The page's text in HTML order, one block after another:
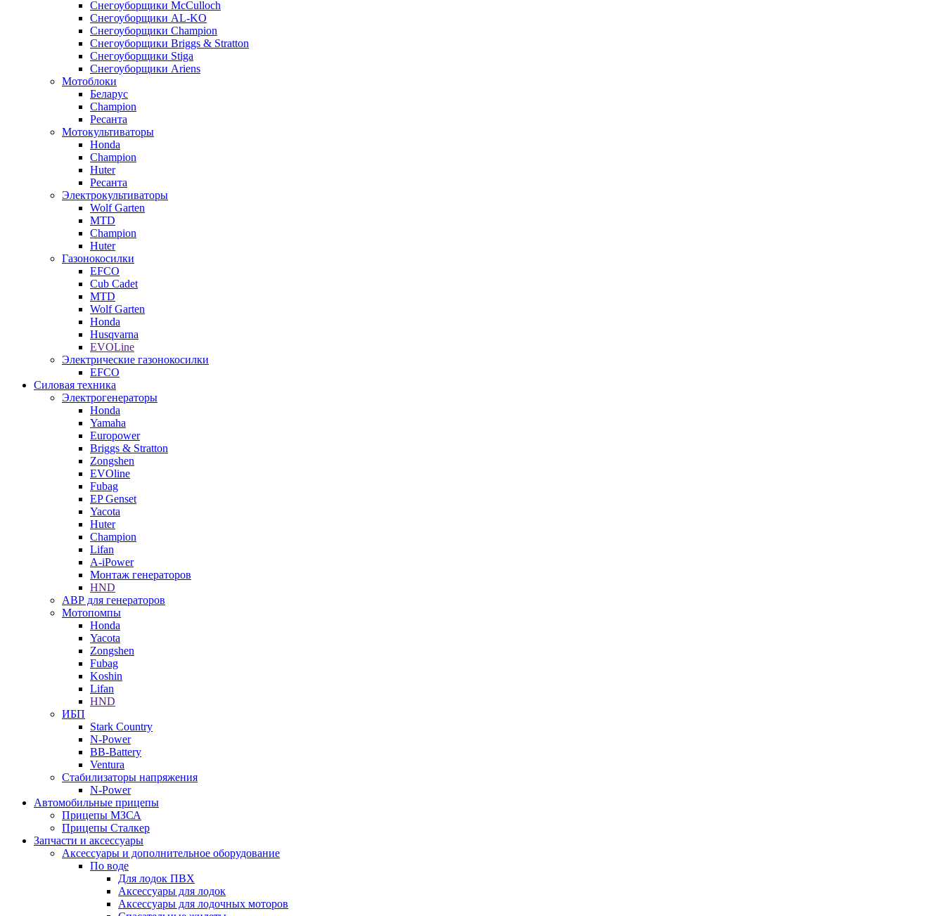
Снегоуборщики McCulloch
Снегоуборщики AL-KO
Снегоуборщики Champion
Снегоуборщики Briggs & Stratton
Снегоуборщики Stiga
Снегоуборщики Ariens
Мотоблоки
Беларус
Champion
Ресанта
Мотокультиваторы
Honda
Champion
Huter
Ресанта
Электрокультиваторы
Wolf Garten
MTD
Champion
Huter
Газонокосилки
EFCO
Cub Cadet
MTD
Wolf Garten
Honda
Husqvarna
EVOLine
Электрические газонокосилки
EFCO
Силовая техника
Электрогенераторы
Honda
Yamaha
Europower
Briggs & Stratton
Zongshen
EVOline
Fubag
EP Genset
Yacota
Huter
Champion
Lifan
A-iPower
Монтаж генераторов
HND
АВР для генераторов
Мотопомпы
Honda
Yacota
Zongshen
Fubag
Koshin
Lifan
HND
ИБП
Stark Country
N-Power
BB-Battery
Ventura
Стабилизаторы напряжения
N-Power
Автомобильные прицепы
Прицепы МЗСА
Прицепы Сталкер
Запчасти и аксессуары
Аксессуары и дополнительное оборудование
По воде
Для лодок ПВХ
Аксессуары для лодок
Аксессуары для лодочных моторов